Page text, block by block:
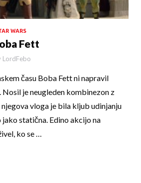
WARS
Fett
LordFebo
času Boba Fett ni napravil
je neugleden kombinezon z
vloga je bila kljub udinjanju
statična. Edino akcijo na
ko se …